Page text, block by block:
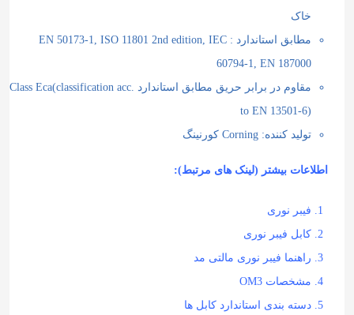
خاک
مطابق استاندارد :EN 50173-1, ISO 11801 2nd edition, IEC
60794-1, EN 187000
مقاوم در برابر حریق مطابق استانداردClass Eca(classification acc.
to EN 13501-6)
تولید کننده: Corning کورنینگ
اطلاعات بیشتر (لینک های مرتبط):
فیبر نوری
کابل فیبر نوری
راهنما فیبر نوری مالتی مد
مشخصات OM3
دسته بندی استاندارد کابل ها